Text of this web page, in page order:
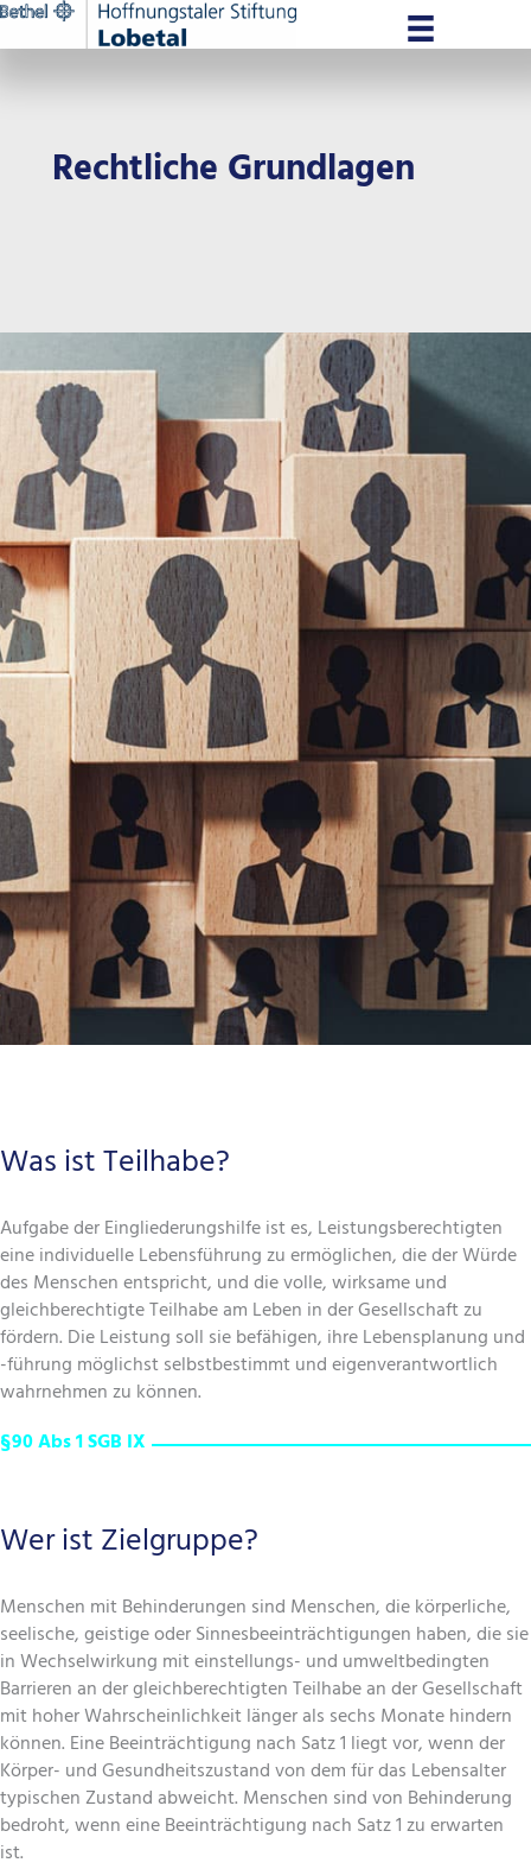
Zum
Inhalt
Rechtliche Grundlagen
Was ist Teilhabe?
Aufgabe der Eingliederungshilfe ist es, Leistungsberechtigten
eine individuelle Lebensführung zu ermöglichen, die der Würde
des Menschen entspricht, und die volle, wirksame und
gleichberechtigte Teilhabe am Leben in der Gesellschaft zu
fördern. Die Leistung soll sie befähigen, ihre Lebensplanung und
-führung möglichst selbstbestimmt und eigenverantwortlich
wahrnehmen zu können.
§90 Abs 1 SGB IX
Wer ist Zielgruppe?
Menschen mit Behinderungen sind Menschen, die körperliche,
seelische, geistige oder Sinnesbeeinträchtigungen haben, die sie
in Wechselwirkung mit einstellungs- und umweltbedingten
Barrieren an der gleichberechtigten Teilhabe an der Gesellschaft
mit hoher Wahrscheinlichkeit länger als sechs Monate hindern
können. Eine Beeinträchtigung nach Satz 1 liegt vor, wenn der
Körper- und Gesundheitszustand von dem für das Lebensalter
typischen Zustand abweicht. Menschen sind von Behinderung
bedroht, wenn eine Beeinträchtigung nach Satz 1 zu erwarten
ist.